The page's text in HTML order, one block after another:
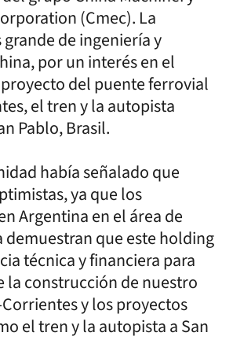
(Cmec). La
de ingeniería y
por un interés en el
del puente ferrovial
el tren y la autopista
Pablo, Brasil.
había señalado que
ya que los
Argentina en el área de
que este holding
técnica y financiera para
la construcción de nuestro
y los proyectos
el tren y la autopista a San